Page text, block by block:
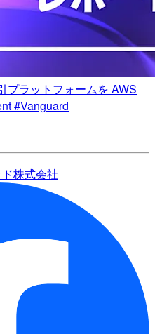
プラットフォームを AWS
#Vanguard
株式会社